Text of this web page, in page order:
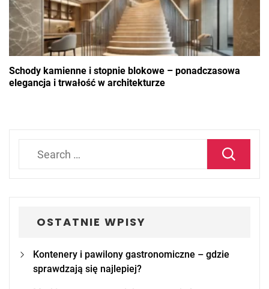
Schody kamienne i stopnie blokowe – ponadczasowa
elegancja i trwałość w architekturze
OSTATNIE WPISY
Kontenery i pawilony gastronomiczne – gdzie
sprawdzają się najlepiej?